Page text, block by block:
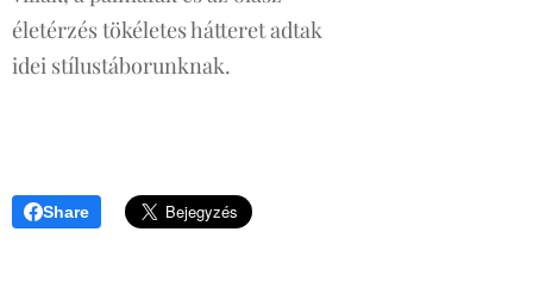
életérzés tökéletes hátteret adtak
idei stílustáborunknak.
Share